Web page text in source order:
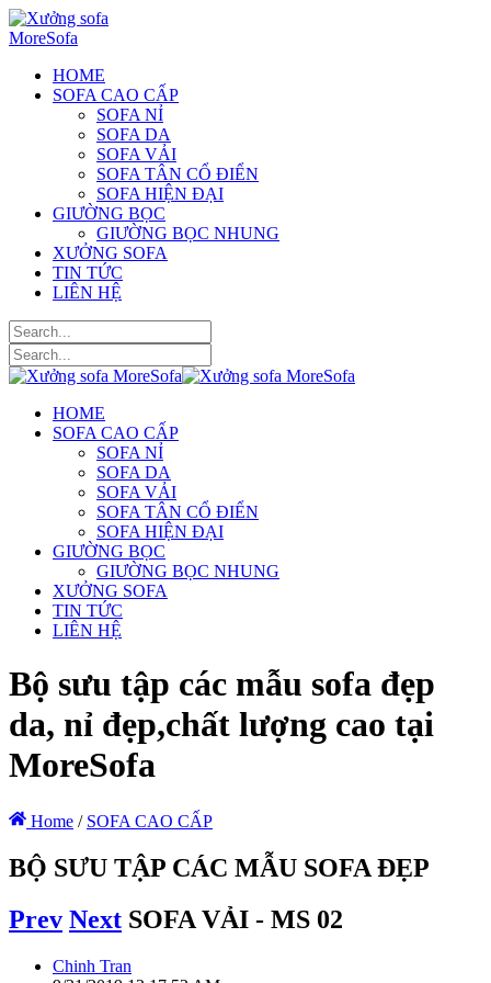
HOME
SOFA CAO CẤP
SOFA NỈ
SOFA DA
SOFA VẢI
SOFA TÂN CỔ ĐIỂN
SOFA HIỆN ĐẠI
GIƯỜNG BỌC
GIƯỜNG BỌC NHUNG
XƯỞNG SOFA
TIN TỨC
LIÊN HỆ
HOME
SOFA CAO CẤP
SOFA NỈ
SOFA DA
SOFA VẢI
SOFA TÂN CỔ ĐIỂN
SOFA HIỆN ĐẠI
GIƯỜNG BỌC
GIƯỜNG BỌC NHUNG
XƯỞNG SOFA
TIN TỨC
LIÊN HỆ
Bộ sưu tập các mẫu sofa đẹp
da, nỉ đẹp,chất lượng cao tại
MoreSofa
Home / SOFA CAO CẤP
BỘ SƯU TẬP CÁC MẪU SOFA ĐẸP
Prev Next SOFA VẢI - MS 02
Chinh Tran